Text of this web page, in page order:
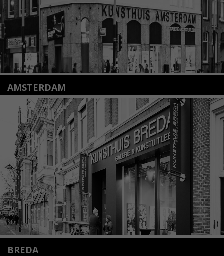
AMSTERDAM
Amstelveenseweg 135
1075 VX Amsterdam
+31 (0)20 2332546
info@kunsthuisamsterdam.nl
Lees meer
BREDA